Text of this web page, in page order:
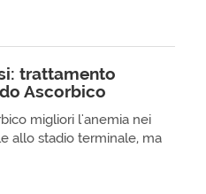
trattamento
Ascorbico
migliori l'anemia nei
allo stadio terminale, ma